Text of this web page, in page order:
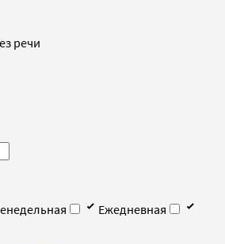
речи
Ежедневная